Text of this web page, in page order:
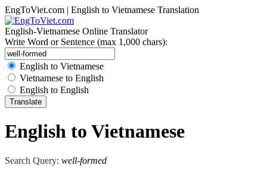
EngToViet.com | English to Vietnamese Translation
English-Vietnamese Online Translator
Write Word or Sentence (max 1,000 chars):
English to Vietnamese
Vietnamese to English
English to English
English to Vietnamese
Search Query: well-formed